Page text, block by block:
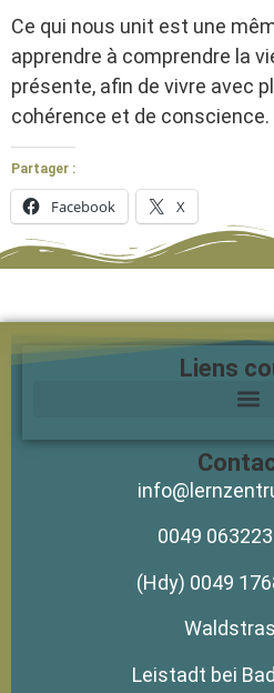
Ce qui nous unit est une
apprendre à comprendre la
présente, afin de vivre avec
cohérence et de conscience.
Partager :
Facebook X
Liens
0049
(Hdy) 0049
Leistadt bei